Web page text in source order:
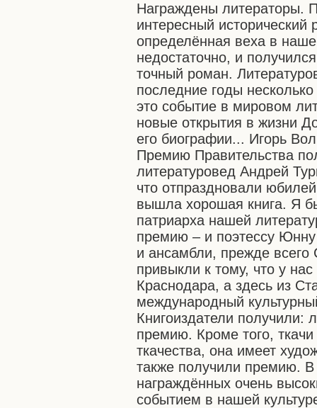
Награждены литераторы.
интересный
определённая веха в
недостаточно, и
точный роман.
последние годы
это событие в мировом
новые открытия в жизни
его биографии... Игорь
Премию Правительства
литературовед Андрей
что отпраздновали
вышла хорошая книга. Я
патриарха нашей
премию – и поэтессу
и ансамбли, прежде
привыкли к тому, что у
Краснодара, а здесь из
международный
Книгоиздатели получили:
премию. Кроме того,
ткачества, она имеет
также получили премию.
награждённых очень
событием в нашей